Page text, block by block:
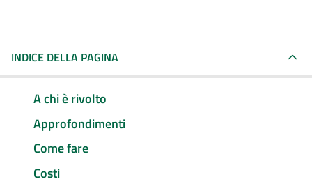
INDICE DELLA PAGINA
A chi è rivolto
Approfondimenti
Come fare
Costi